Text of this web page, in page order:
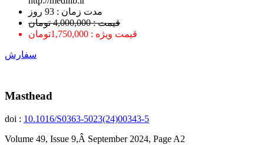
ﻣﺪﺕ ﺯﻣﺎﻥ : 93 ﺭﻭﺯ
قیمت : 4,000,000 تومان
قیمت ویژه : 1,750,000تومان
سفارش
Masthead
doi : 10.1016/S0363-5023(24)00343-5
Volume 49, Issue 9,Â September 2024, Page A2